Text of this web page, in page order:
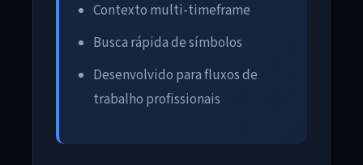
Contexto multi-timeframe
Busca rápida de símbolos
Desenvolvido para fluxos de
trabalho profissionais